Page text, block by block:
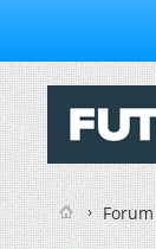
Forum